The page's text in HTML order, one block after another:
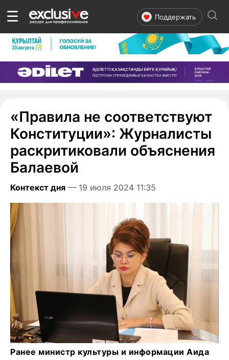
☰ Поддержать
«Правила не соответствуют
Конституции»: Журналисты
раскритиковали объяснения
Балаевой
Контекст дня — 19 июля 2024 11:35
Ранее министр культуры и информации Аида